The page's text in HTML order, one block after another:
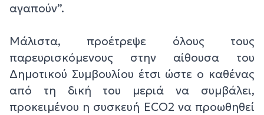
αγαπούν”.
Μάλιστα, προέτρεψε όλους τους
παρευρισκόμενους στην αίθουσα του
Δημοτικού Συμβουλίου έτσι ώστε ο καθένας
από τη δική του μεριά να συμβάλει,
προκειμένου η συσκευή ECO2 να προωθηθεί